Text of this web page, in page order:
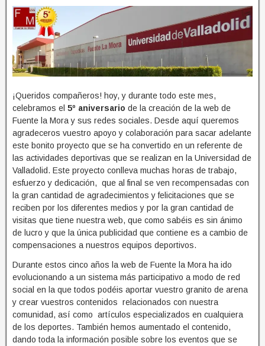
¡Queridos compañeros! hoy, y durante todo este mes,
celebramos el 5º aniversario de la creación de la web de
Fuente la Mora y sus redes sociales. Desde aquí queremos
agradeceros vuestro apoyo y colaboración para sacar adelante
este bonito proyecto que se ha convertido en un referente de
las actividades deportivas que se realizan en la Universidad de
Valladolid. Este proyecto conlleva muchas horas de trabajo,
esfuerzo y dedicación, que al final se ven recompensadas con
la gran cantidad de agradecimientos y felicitaciones que se
reciben por los diferentes medios y por la gran cantidad de
visitas que tiene nuestra web, que como sabéis es sin ánimo
de lucro y que la única publicidad que contiene es a cambio de
compensaciones a nuestros equipos deportivos.
Durante estos cinco años la web de Fuente la Mora ha ido
evolucionando a un sistema más participativo a modo de red
social en la que todos podéis aportar vuestro granito de arena
y crear vuestros contenidos relacionados con nuestra
comunidad, así como artículos especializados en cualquiera
de los deportes. También hemos aumentado el contenido,
dando toda la información posible sobre los eventos que se